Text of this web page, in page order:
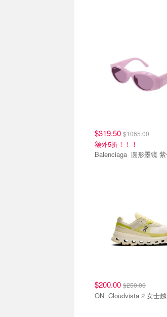
$319.50 $1065.00
额外5折！！！
Balenciaga 圆形墨镜
$200.00 $250.00
ON Cloudvista 2 女士